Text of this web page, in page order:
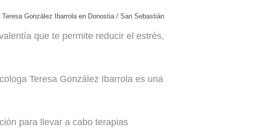
González Ibarrola en Donostia / San Sebastián
que te permite reducir el estrés,
Teresa González Ibarrola es una
para llevar a cabo terapias